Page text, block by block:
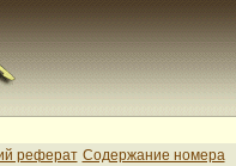
реферат Содержание номера